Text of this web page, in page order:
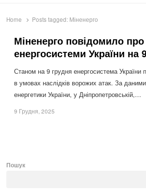
Home Posts tagged: Міненерго
Міненерго повідомило про
енергосистеми України на
Станом на 9 грудня енергосистема
в умовах наслідків ворожих атак. За
енергетики України, у Дніпропетровській,…
9 Грудня, 2025
Пошук